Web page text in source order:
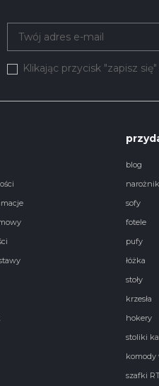
Klikając przycisk "zapisz
blog
sofy
fotele
pufy
łóżka
stoły
krzesła
hokery
stoliki
szafki